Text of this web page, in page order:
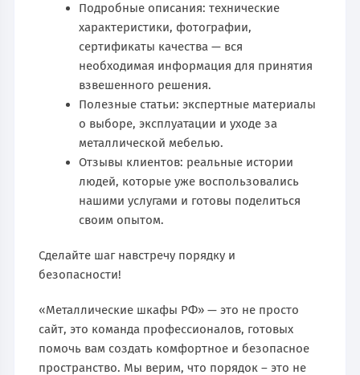
Подробные описания: технические
характеристики, фотографии,
сертификаты качества — вся
необходимая информация для принятия
взвешенного решения.
Полезные статьи: экспертные материалы
о выборе, эксплуатации и уходе за
металлической мебелью.
Отзывы клиентов: реальные истории
людей, которые уже воспользовались
нашими услугами и готовы поделиться
своим опытом.
Сделайте шаг навстречу порядку и
безопасности!
«Металлические шкафы РФ» — это не просто
сайт, это команда профессионалов, готовых
помочь вам создать комфортное и безопасное
пространство. Мы верим, что порядок – это не